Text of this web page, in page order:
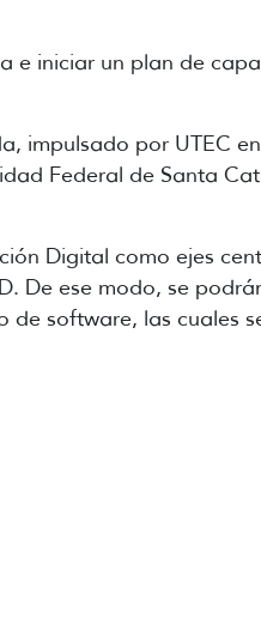
e iniciar un plan de
impulsado por UTEC
Federal de Santa
Digital como ejes
De ese modo, se
software, las cuales